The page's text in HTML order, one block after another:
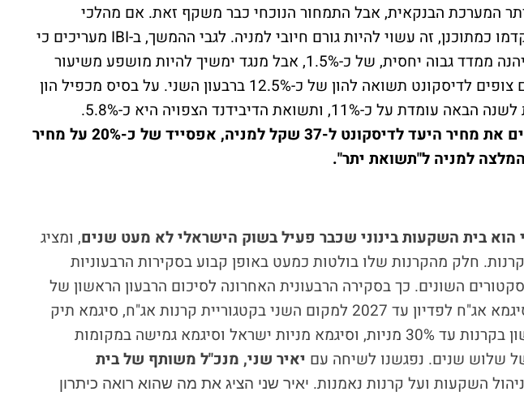
המערכת הבנקאית, אבל התמחור הנוכחי כבר משקף זאת. אם מהלכי
ההתייעלות של הבנק יתקדמו כמתוכנן, זה עשוי להיות גורם חיובי למניה. לגבי ההמשך, ב-IBI מעריכים כי
הרבעון השני של 2026 ייהנה ממדד גבוה יחסית, של כ-1.5%, אבל מנגד ימשיך להיות מושפע משיעור
מס גבוה. בהתאם לכך, הם צופים לדיסקונט תשואה להון של כ-12.5% ברבעון השני. על בסיס מכפיל הון
של 1.1, התשואה הנגזרת לשנה הבאה עומדת על כ-11%, ותשואת הדיבידנד הצפויה היא כ-5.8%.
ב-IBI מעלים את מחיר היעד לדיסקונט ל-37 שקל למניה, אפסייד של כ-20% על מחיר
למניה ל"תשואת יתר".
הוא בית השקעות בינוני שכבר פעיל בשוק הישראלי לא מעט שנים, ומציג
חלק מהקרנות שלו בולטות כמעט באופן קבוע בסקירות הרבעוניות
השונים. כך בסקירה הרבעונית האחרונה לסיכום הרבעון הראשון של
שנת 2026, הגיעה קרן סיגמא אג"ח לפדיון עד 2027 למקום השני בקטגוריית קרנות אג"ח, סיגמא תיק
אג"ח + 30 במקום הראשון בקרנות עד 30% מניות, וסיגמא מניות ישראל וסיגמא גמישה במקומות
שלוש שנים. נפגשנו לשיחה עם יאיר שני, מנכ"ל משותף של בית
השקעות ועל קרנות נאמנות. יאיר שני הציג את מה שהוא רואה כיתרון